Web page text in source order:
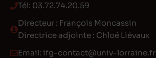
Tél: 03.72.74.20.59
Directeur : François Moncassin
Directrice adjointe : Chloé Liévaux
Email: ifg-contact@univ-lorraine.fr